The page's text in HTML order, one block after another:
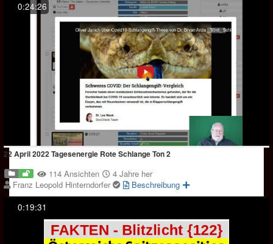
0:24:26
22 April 2022 Tagesenergie Rote Schlange Ton 2
114 Ansichten
4 Jahre her
Franz Leopold Hinterndorfer
Beschreibung
0:19:31